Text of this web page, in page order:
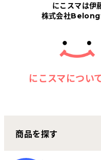
にこスマについて
サポートセンター
お客さまの声
にこスマ通信
にこスマは伊
株式会社Belong
にこスマについ
商品を探す